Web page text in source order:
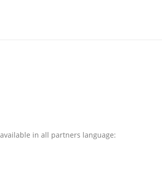
in all partners language: